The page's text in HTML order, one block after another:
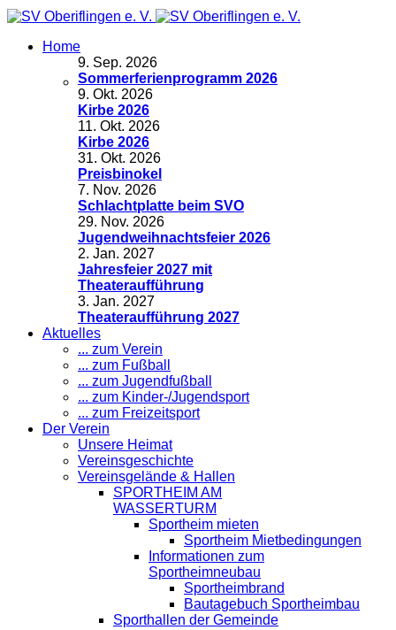
Home
9. Sep. 2026
Sommerferienprogramm 2026
9. Okt. 2026
Kirbe 2026
11. Okt. 2026
Kirbe 2026
31. Okt. 2026
Preisbinokel
7. Nov. 2026
Schlachtplatte beim SVO
29. Nov. 2026
Jugendweihnachtsfeier 2026
2. Jan. 2027
Jahresfeier 2027 mit
Theateraufführung
3. Jan. 2027
Theateraufführung 2027
Aktuelles
... zum Verein
... zum Fußball
... zum Jugendfußball
... zum Kinder-/Jugendsport
... zum Freizeitsport
Der Verein
Unsere Heimat
Vereinsgeschichte
Vereinsgelände & Hallen
SPORTHEIM AM
WASSERTURM
Sportheim mieten
Sportheim Mietbedingungen
Informationen zum
Sportheimneubau
Sportheimbrand
Bautagebuch Sportheimbau
Sporthallen der Gemeinde